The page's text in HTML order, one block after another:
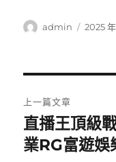
作
admin
發
2025
章
導
上一篇文章
上
一
直播王頂級
業RG富遊娛